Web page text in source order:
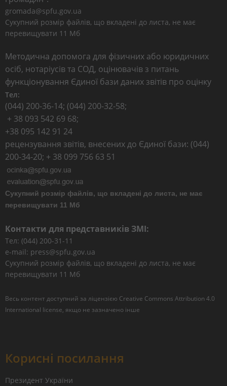
gromada@spfu.gov.ua
Сукупний розмір файлів, що вкладені до листа, не має
перевищувати 11 Мб
Методична допомога для фізичних або юридичних
осіб, нотаріусів та СОД, оцінювачів з питань
функціонування Єдиної бази даних звітів про оцінку
Тел:
(044) 200-36-14; (044) 200-32-58;
+ 38 093 542 69 68;
+38 095 142 91 24
рецензування звітів, внесених до Єдиної бази: (044)
200-34-20; + 38 099 756 63 51
Сукупний розмір файлів, що вкладені до листа, не має
перевищувати 11 Мб
Контакти для представників ЗМІ:
Тел: (044) 200-31-11
e-mail: press@spfu.gov.ua
Сукупний розмір файлів, що вкладені до листа, не має
перевищувати 11 Мб
Весь контент доступний за ліцензією Creative Commons Attribution 4.0
International license, якщо не зазначено інше
Корисні посилання
Президент України